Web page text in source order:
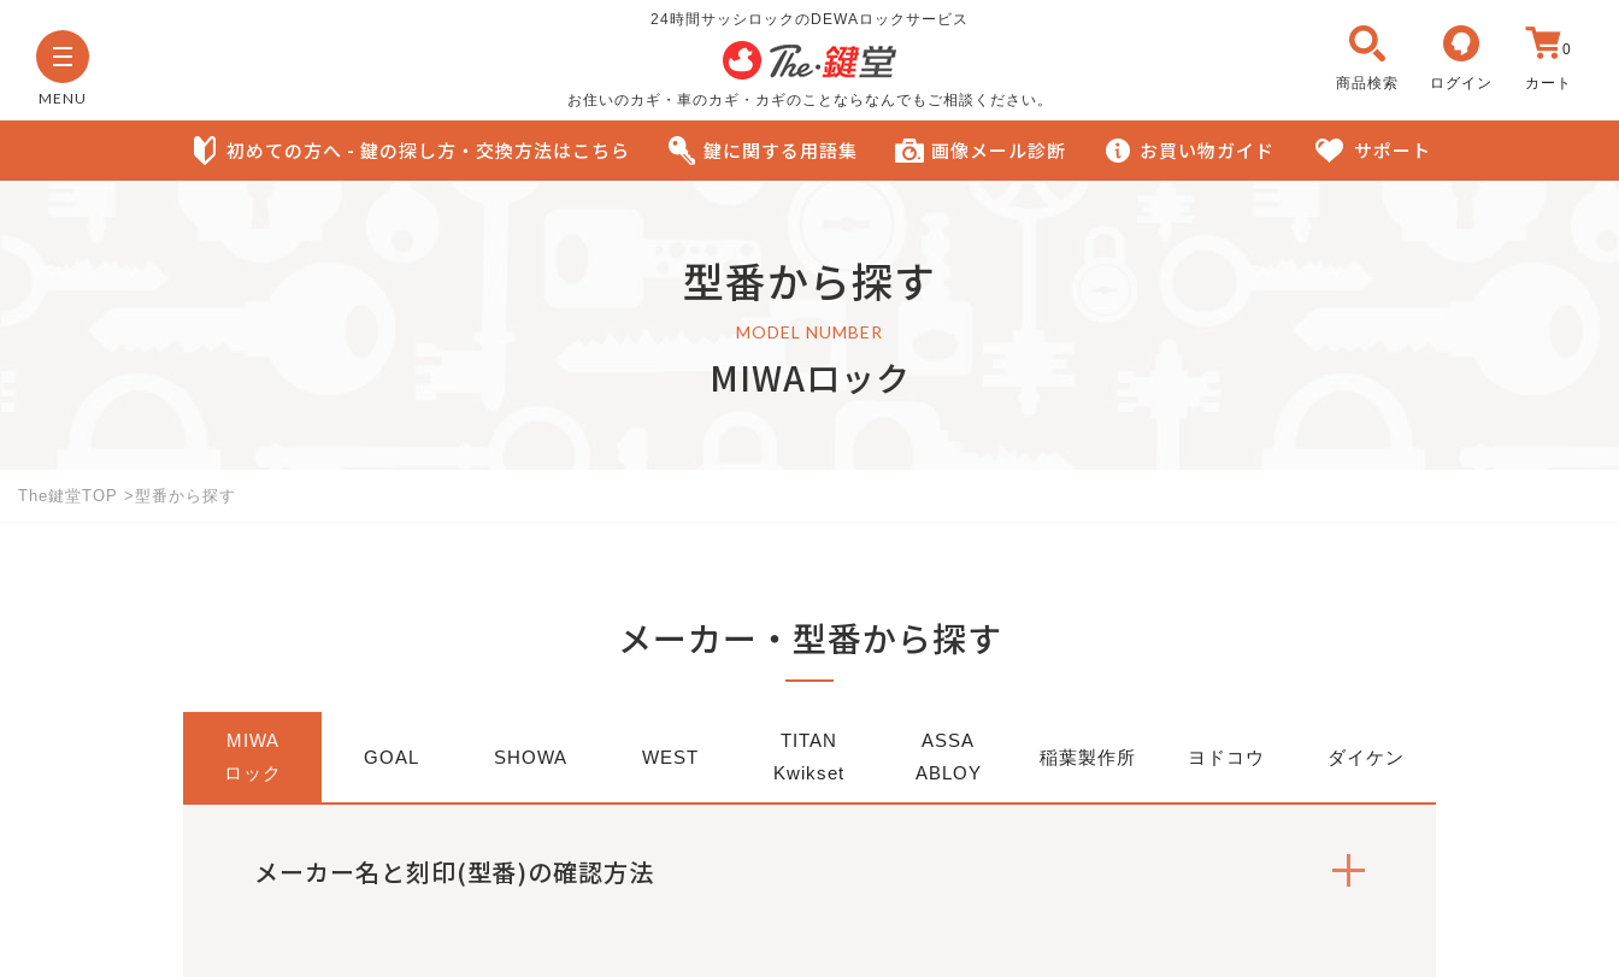
MENU
24時間サッシロックのDEWAロックサービス
お住いのカギ・車のカギ・カギのことならなんでもご相談ください。
商品検索 ログイン
0
カート
初めての方へ - 鍵の探し方・交換方法はこちら 鍵に関する用語集 画像メール診断 お買い物ガイド サポート
型番から探す
MODEL NUMBER
MIWAロック
The鍵堂TOP 型番から探す
メーカー・型番から探す
MIWA
ロック
GOAL SHOWA WEST
TITAN
Kwikset
ASSA
ABLOY
稲葉製作所 ヨドコウ ダイケン
メーカー名と刻印(型番)の確認方法